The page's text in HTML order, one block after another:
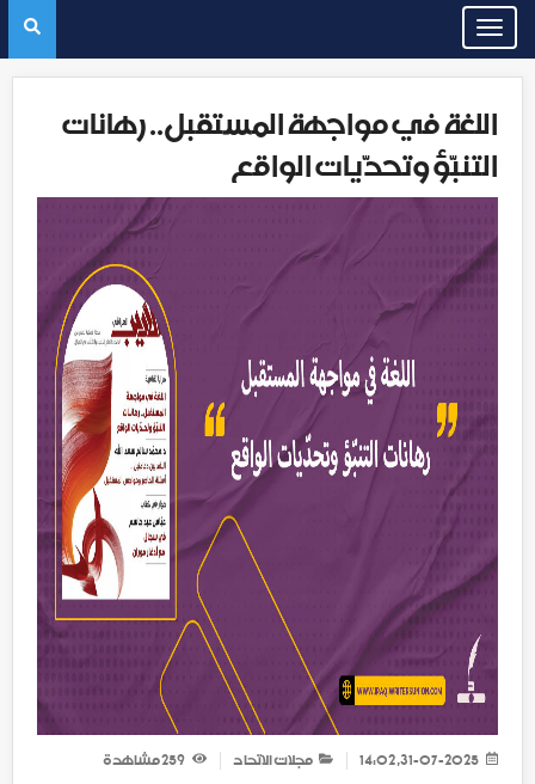
Toggle
navigation
اللغة في مواجهة المستقبل.. رهانات
التنبّؤ وتحدّيات الواقع
مجلات الاتحاد 259
مشاهدة